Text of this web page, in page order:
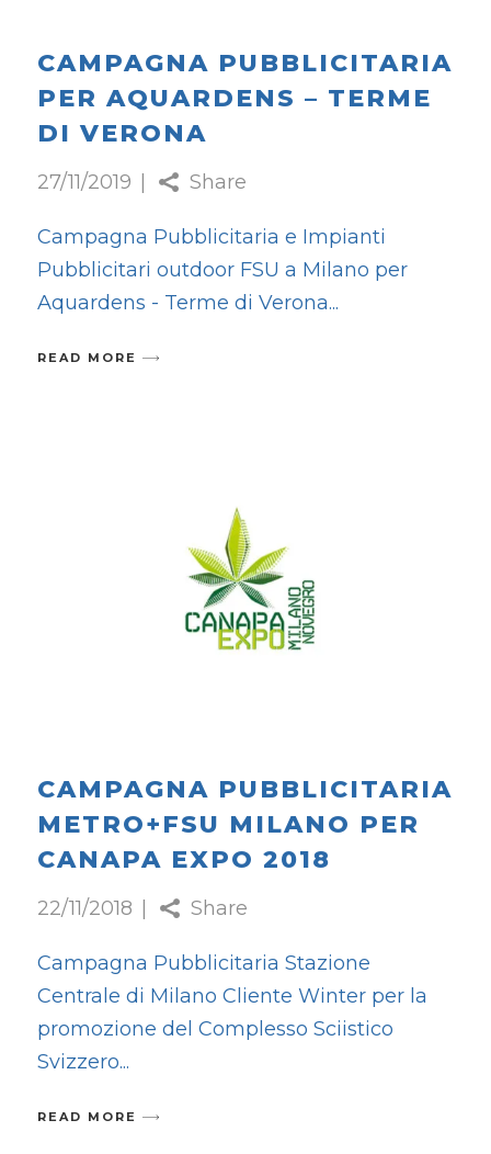
CAMPAGNA PUBBLICITARIA
PER AQUARDENS – TERME
DI VERONA
27/11/2019 Share
Campagna Pubblicitaria e Impianti
Pubblicitari outdoor FSU a Milano per
Aquardens - Terme di Verona
READ MORE
CAMPAGNA PUBBLICITARIA
METRO+FSU MILANO PER
CANAPA EXPO 2018
22/11/2018 Share
Campagna Pubblicitaria Stazione
Centrale di Milano Cliente Winter per la
promozione del Complesso Sciistico
Svizzero
READ MORE